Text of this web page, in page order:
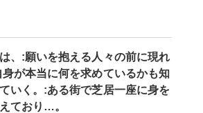
、:願いを抱える人々の前に現れ
が本当に何を求めているかも知
いく。:ある街で芝居一座に身を
ており…。